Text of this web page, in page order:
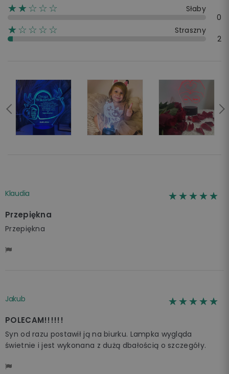
☆☆☆☆☆
★★
Słaby
0
☆☆☆☆☆
★
Straszny
2
Klaudia ☆☆☆☆☆
★★★★★
Przepiękna
Przepiękna
Jakub ☆☆☆☆☆
★★★★★
POLECAM!!!!!!
Syn od razu postawił ją na biurku. Lampka wygląda
świetnie i jest wykonana z dużą dbałością o szczegóły.